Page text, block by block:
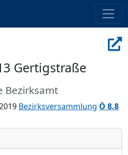
Gertigstraße
Bezirksamt
Bezirksversammlung Ö 8.8